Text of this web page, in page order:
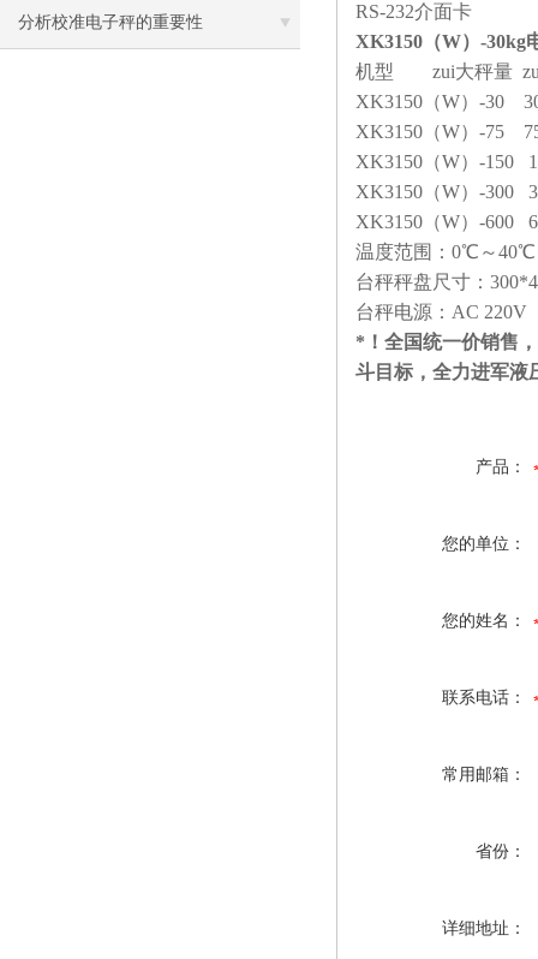
分析校准电子秤的重要性
RS-232介面卡
XK3150（W）-30kg
机型 zui大秤量
XK3150（W）-
XK3150（W）-
XK3150（W）-
XK3150（W）-
XK3150（W）-
温度范围：0℃～40℃
台秤秤盘尺寸：
台秤电源：AC 220V
*！全国统一价销售
斗目标，全力进军液
产品：
您的单位：
您的姓名：
联系电话：
常用邮箱：
省份：
详细地址：